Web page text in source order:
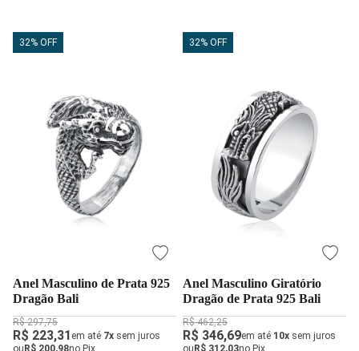
32% OFF
Anel Masculino de Prata 925
Dragão Bali
R$ 297,75
R$ 223,31 em até 7x sem juros
ou R$ 200,98no Pix
32% OFF
Anel Masculino Giratório
Dragão de Prata 925 Bali
R$ 462,25
R$ 346,69em até 10x sem juros
ou R$ 312,03no Pix